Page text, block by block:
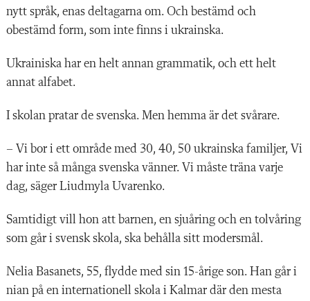
nytt språk, enas deltagarna om. Och bestämd och
obestämd form, som inte finns i ukrainska.
Ukrainiska har en helt annan grammatik, och ett helt
annat alfabet.
I skolan pratar de svenska. Men hemma är det svårare.
– Vi bor i ett område med 30, 40, 50 ukrainska familjer, Vi
har inte så många svenska vänner. Vi måste träna varje
dag, säger Liudmyla Uvarenko.
Samtidigt vill hon att barnen, en sjuåring och en tolvåring
som går i svensk skola, ska behålla sitt modersmål.
Nelia Basanets, 55, flydde med sin 15-årige son. Han går i
nian på en internationell skola i Kalmar där den mesta